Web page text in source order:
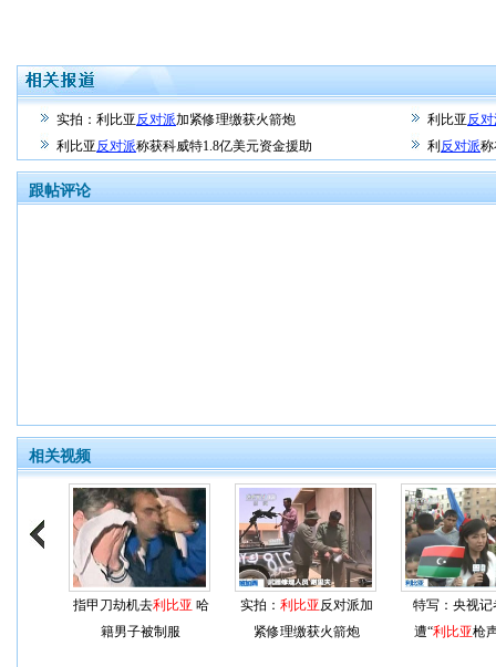
实拍：利比亚反对派加紧修理缴获火箭炮 利比亚反
利比亚反对派称获科威特1.8亿美元资金援助 利 反对派
跟帖评论
相关视频
指甲刀劫机去利比亚 哈
籍男子被制服
实拍： 利比亚反对派加
紧修理缴获火箭炮
特写：央视记
遭“利比亚枪